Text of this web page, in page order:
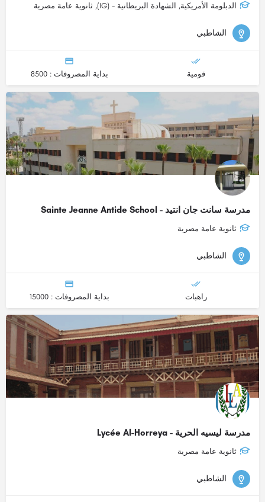
الدبلومة الأمريكية, الشهادة البريطانية - (IG), ثانوية عامة مصرية
الشاطبي
قومية بداية المصروفات : 8500
مدرسة سانت جان انتيد - Sainte Jeanne Antide School
ثانوية عامة مصرية
الشاطبي
راهبات بداية المصروفات : 15000
مدرسة ليسيه الحرية - Lycée Al-Horreya
ثانوية عامة مصرية
الشاطبي